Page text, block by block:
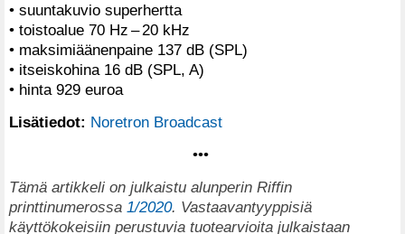
• suuntakuvio superhertta
• toistoalue 70 Hz – 20 kHz
• maksimiäänenpaine 137 dB (SPL)
• itseiskohina 16 dB (SPL, A)
• hinta 929 euroa
Lisätiedot: Noretron Broadcast
•••
Tämä artikkeli on julkaistu alunperin Riffin
printtinumerossa 1/2020. Vastaavantyyppisiä
käyttökokeisiin perustuvia tuotearvioita julkaistaan